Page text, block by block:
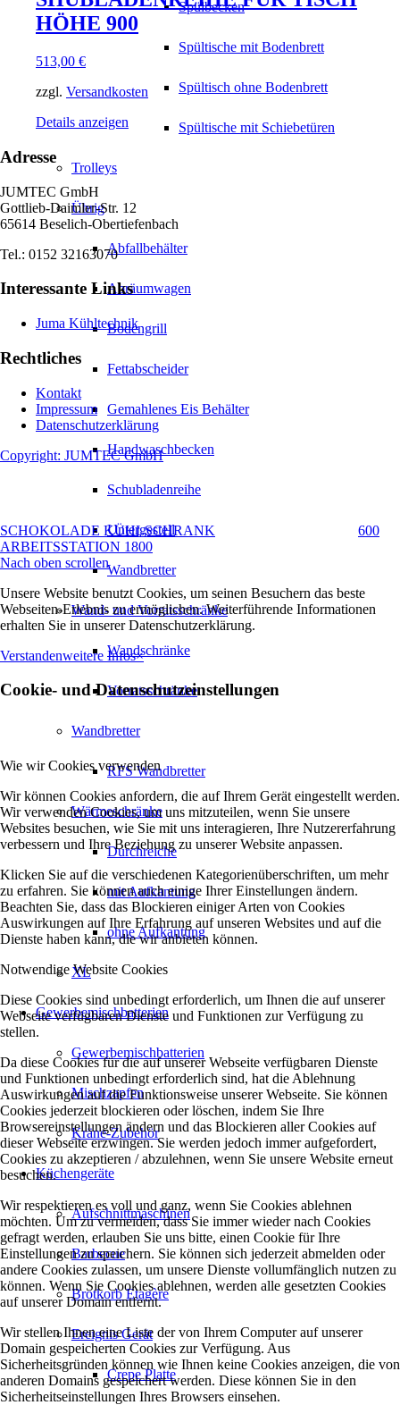
Spülbecken
Spültische mit Bodenbrett
Spültisch ohne Bodenbrett
Spültische mit Schiebetüren
Trolleys
Übrig
Abfallbehälter
Abräumwagen
Bodengrill
Fettabscheider
Gemahlenes Eis Behälter
Handwaschbecken
Schubladenreihe
Untergestell
Wandbretter
Wand- und Vorratsschränke
Wandschränke
Vorratsschränke
Wandbretter
RFS Wandbretter
Wärmeschränke
Durchreiche
mit Aufkantung
ohne Aufkantung
XL
Gewerbemischbatterien
Gewerbemischbatterien
Mischzapfen
Kräne-Zubehör
Küchengeräte
Aufschnittmaschinen
Barbecue
Brotkorb Etagère
Ereignis Gerät
Crepe Platte
HÖHE 900
513,00 €
zzgl. Versandkosten
Details anzeigen
Adresse
JUMTEC GmbH
Gottlieb-Daimler-Str. 12
65614 Beselich-Obertiefenbach
Tel.: 0152 32163070
Interessante Links
Juma Kühltechnik
Rechtliches
Kontakt
Impressum
Datenschutzerklärung
Copyright: JUMTEC GmbH
SCHOKOLADE KÜHLSCHRANK
600
ARBEITSSTATION 1800
Nach oben scrollen
Unsere Website benutzt Cookies, um seinen Besuchern das beste
Webseiten-Erlebnis zu ermöglichen. Weiterführende Informationen
erhalten Sie in unserer Datenschutzerklärung.
Verstandenweitere Infos×
Cookie- und Datenschutzeinstellungen
Wie wir Cookies verwenden
Wir können Cookies anfordern, die auf Ihrem Gerät eingestellt werden.
Wir verwenden Cookies, um uns mitzuteilen, wenn Sie unsere
Websites besuchen, wie Sie mit uns interagieren, Ihre Nutzererfahrung
verbessern und Ihre Beziehung zu unserer Website anpassen.
Klicken Sie auf die verschiedenen Kategorienüberschriften, um mehr
zu erfahren. Sie können auch einige Ihrer Einstellungen ändern.
Beachten Sie, dass das Blockieren einiger Arten von Cookies
Auswirkungen auf Ihre Erfahrung auf unseren Websites und auf die
Dienste haben kann, die wir anbieten können.
Notwendige Website Cookies
Diese Cookies sind unbedingt erforderlich, um Ihnen die auf unserer
Webseite verfügbaren Dienste und Funktionen zur Verfügung zu
stellen.
Da diese Cookies für die auf unserer Webseite verfügbaren Dienste
und Funktionen unbedingt erforderlich sind, hat die Ablehnung
Auswirkungen auf die Funktionsweise unserer Webseite. Sie können
Cookies jederzeit blockieren oder löschen, indem Sie Ihre
Browsereinstellungen ändern und das Blockieren aller Cookies auf
dieser Webseite erzwingen. Sie werden jedoch immer aufgefordert,
Cookies zu akzeptieren / abzulehnen, wenn Sie unsere Website erneut
besuchen.
Wir respektieren es voll und ganz, wenn Sie Cookies ablehnen
möchten. Um zu vermeiden, dass Sie immer wieder nach Cookies
gefragt werden, erlauben Sie uns bitte, einen Cookie für Ihre
Einstellungen zu speichern. Sie können sich jederzeit abmelden oder
andere Cookies zulassen, um unsere Dienste vollumfänglich nutzen zu
können. Wenn Sie Cookies ablehnen, werden alle gesetzten Cookies
auf unserer Domain entfernt.
Wir stellen Ihnen eine Liste der von Ihrem Computer auf unserer
Domain gespeicherten Cookies zur Verfügung. Aus
Sicherheitsgründen können wie Ihnen keine Cookies anzeigen, die von
anderen Domains gespeichert werden. Diese können Sie in den
Sicherheitseinstellungen Ihres Browsers einsehen.